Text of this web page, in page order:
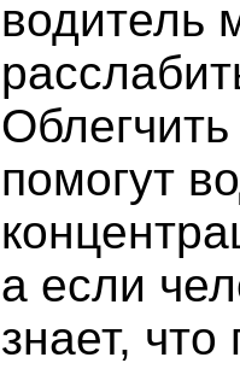
водитель
помогут
а если
знает,